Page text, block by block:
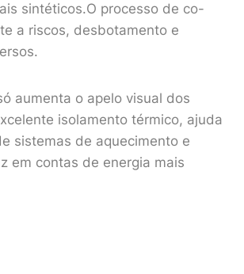
sintéticos.O processo de co-
a riscos, desbotamento e
aumenta o apelo visual dos
isolamento térmico, ajuda
sistemas de aquecimento e
em contas de energia mais